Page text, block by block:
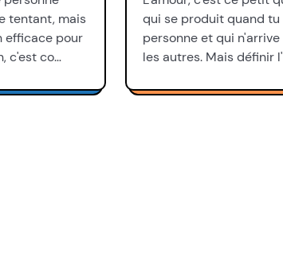
tentant, mais
efficace pour
c'est co…
qui se produit quand
personne et qui
les autres. Mais définir